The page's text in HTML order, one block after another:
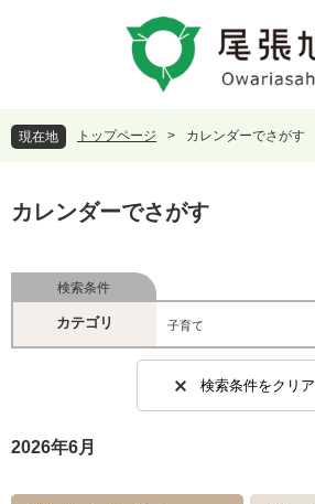
頭
で
飛
ば
本
現在地 トップページ > カレンダーでさがす
文
カレンダーでさがす
検索条件
カテゴリ 子育て
検索条件をクリア
2026年6月